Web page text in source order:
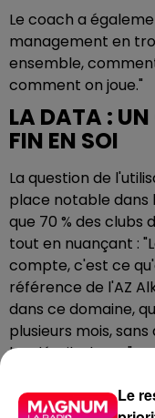
Le coach a
management en
ensemble,
comment on joue."
LA DATA : UN
FIN EN SOI
La question de
place notable dans
que 70 % des clubs
tout en nuançant :
compte, c'est ce
référence de l'AZ
dans ce domaine,
plusieurs mois,
les détails de ce
insisté sur la
analytiques et Le